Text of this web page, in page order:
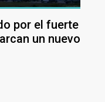
por el fuerte
un nuevo